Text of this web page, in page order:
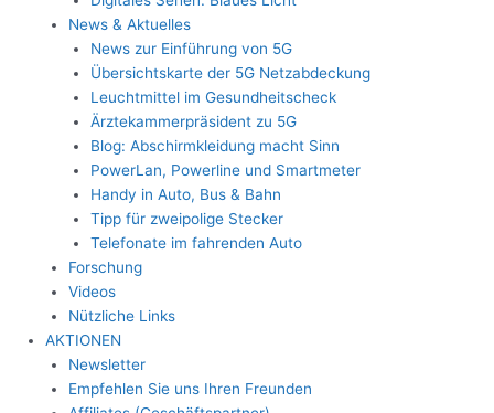
News & Aktuelles
News zur Einführung von 5G
Übersichtskarte der 5G Netzabdeckung
Leuchtmittel im Gesundheitscheck
Ärztekammerpräsident zu 5G
Blog: Abschirmkleidung macht Sinn
PowerLan, Powerline und Smartmeter
Handy in Auto, Bus & Bahn
Tipp für zweipolige Stecker
Telefonate im fahrenden Auto
Forschung
Videos
Nützliche Links
AKTIONEN
Newsletter
Empfehlen Sie uns Ihren Freunden